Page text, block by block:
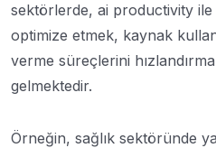
sektörlerde, ai productivity
optimize etmek, kaynak
verme süreçlerini
gelmektedir.
Örneğin, sağlık sektöründe